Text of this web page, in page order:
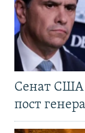
Сенат США
пост